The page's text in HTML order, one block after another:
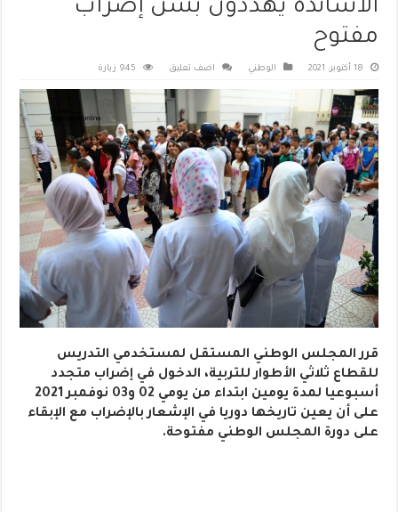
الأساتذة يهددون بشن إضراب
مفتوح
18 أكتوبر، 2021 الوطني اضف تعليق 945 زيارة
قرر المجلس الوطني المستقل لمستخدمي التدريس
للقطاع ثلاثي الأطوار للتربية، الدخول في إضراب متجدد
أسبوعيا لمدة يومين ابتداء من يومي 02 و03 نوفمبر 2021
على أن يعين تاريخها دوريا في الإشعار بالإضراب مع الإبقاء
على دورة المجلس الوطني مفتوحة.